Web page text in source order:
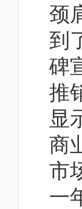
颈
到
碑
推
显
商
市
一